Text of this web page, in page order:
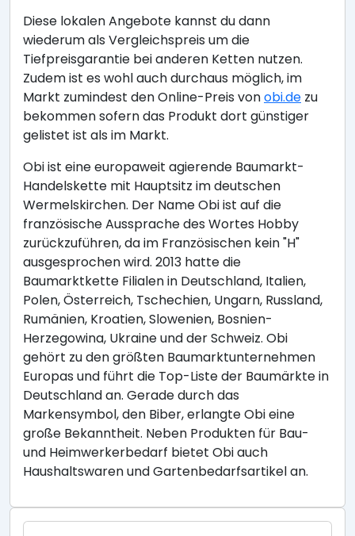
Diese lokalen Angebote kannst du dann
wiederum als Vergleichspreis um die
Tiefpreisgarantie bei anderen Ketten nutzen.
Zudem ist es wohl auch durchaus möglich, im
Markt zumindest den Online-Preis vonobi.de zu
bekommen sofern das Produkt dort günstiger
gelistet ist als im Markt.
Obi ist eine europaweit agierende Baumarkt-
Handelskette mit Hauptsitz im deutschen
Wermelskirchen. Der Name Obi ist auf die
französische Aussprache des Wortes Hobby
zurückzuführen, da im Französischen kein "H"
ausgesprochen wird. 2013 hatte die
Baumarktkette Filialen in Deutschland, Italien,
Polen, Österreich, Tschechien, Ungarn, Russland,
Rumänien, Kroatien, Slowenien, Bosnien-
Herzegowina, Ukraine und der Schweiz. Obi
gehört zu den größten Baumarktunternehmen
Europas und führt die Top-Liste der Baumärkte in
Deutschland an. Gerade durch das
Markensymbol, den Biber, erlangte Obi eine
große Bekanntheit. Neben Produkten für Bau-
und Heimwerkerbedarf bietet Obi auch
Haushaltswaren und Gartenbedarfsartikel an.